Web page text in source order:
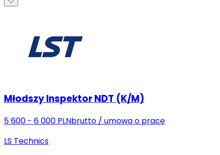
Młodszy Inspektor NDT (K/M)
5 600 - 6 000 PLNbrutto / umowa o pracę
LS Technics